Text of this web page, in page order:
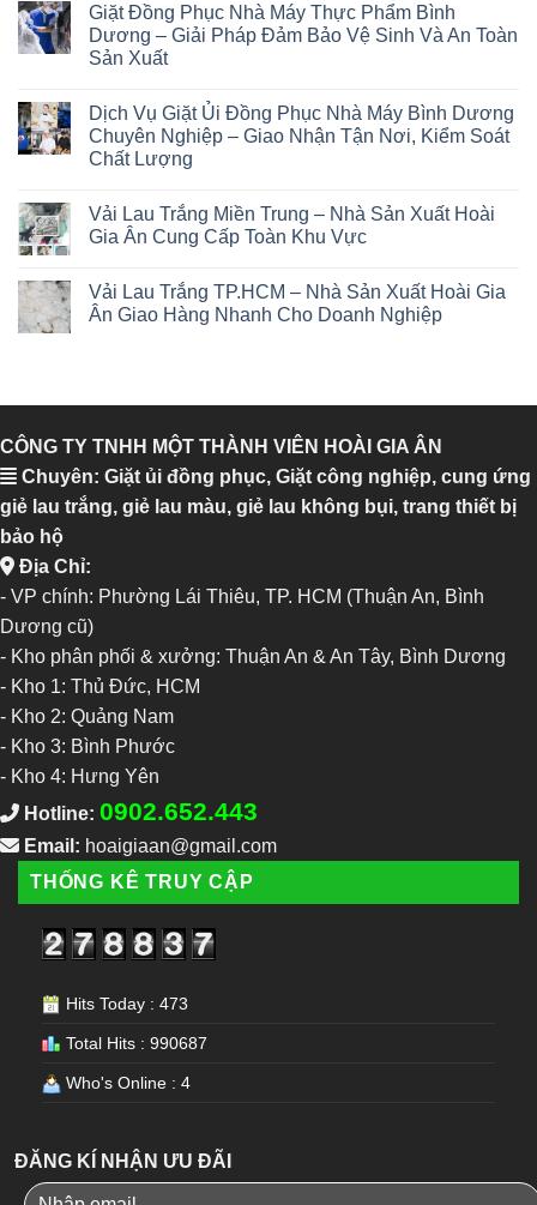
Giặt Đồng Phục Nhà Máy Thực Phẩm Bình
Dương – Giải Pháp Đảm Bảo Vệ Sinh Và An Toàn
Sản Xuất
Dịch Vụ Giặt Ủi Đồng Phục Nhà Máy Bình Dương
Chuyên Nghiệp – Giao Nhận Tận Nơi, Kiểm Soát
Chất Lượng
Vải Lau Trắng Miền Trung – Nhà Sản Xuất Hoài
Gia Ân Cung Cấp Toàn Khu Vực
Vải Lau Trắng TP.HCM – Nhà Sản Xuất Hoài Gia
Ân Giao Hàng Nhanh Cho Doanh Nghiệp
CÔNG TY TNHH MỘT THÀNH VIÊN HOÀI GIA ÂN
Chuyên: Giặt ủi đồng phục, Giặt công nghiệp, cung ứng
giẻ lau trắng, giẻ lau màu, giẻ lau không bụi, trang thiết bị
bảo hộ
Địa Chỉ:
- VP chính: Phường Lái Thiêu, TP. HCM (Thuận An, Bình
Dương cũ)
- Kho phân phối & xưởng: Thuận An & An Tây, Bình Dương
- Kho 1: Thủ Đức, HCM
- Kho 2: Quảng Nam
- Kho 3: Bình Phước
- Kho 4: Hưng Yên
Hotline: 0902.652.443
Email: hoaigiaan@gmail.com
THỐNG KÊ TRUY CẬP
Hits Today : 473
Total Hits : 990687
Who's Online : 4
ĐĂNG KÍ NHẬN ƯU ĐÃI